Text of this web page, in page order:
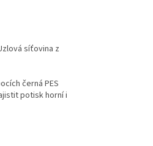
síťovina z
černá PES
potisk horní i